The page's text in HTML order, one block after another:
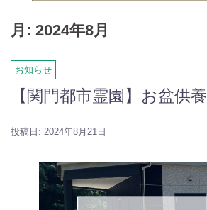
月: 2024年8月
お知らせ
【関門都市霊園】お盆供養
投稿日: 2024年8月21日